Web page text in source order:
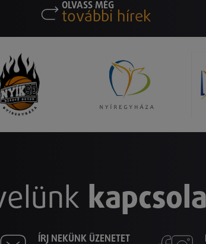
OLVASS MÉG
további hírek
ÍRJ NEKÜNK ÜZENETET